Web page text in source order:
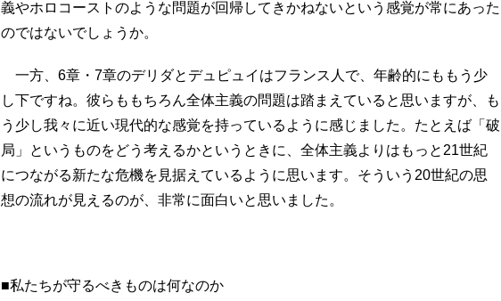
義やホロコーストのような問題が回帰してきかねないという感覚が常にあった
のではないでしょうか。
一方、6章・7章のデリダとデュピュイはフランス人で、年齢的にももう少
し下ですね。彼らももちろん全体主義の問題は踏まえていると思いますが、も
う少し我々に近い現代的な感覚を持っているように感じました。たとえば「破
局」というものをどう考えるかというときに、全体主義よりはもっと21世紀
につながる新たな危機を見据えているように思います。そういう20世紀の思
想の流れが見えるのが、非常に面白いと思いました。
■私たちが守るべきものは何なのか